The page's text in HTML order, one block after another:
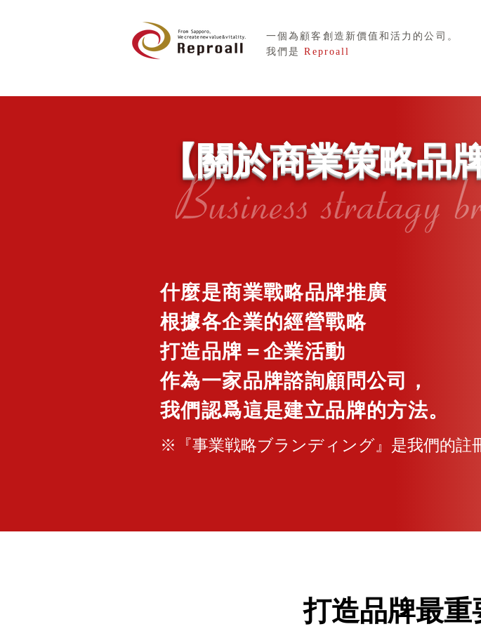
一個為顧客創造新價值和活力的公司。
我們是Reproall
※『事業戦略ブランディング』是我們的註
【關於商業策略品
什麼是商業戰略品牌推廣
根據各企業的經營戰略
打造品牌＝企業活動
作為一家品牌諮詢顧問公司，
我們認爲這是建立品牌的方法。
打造品牌最重